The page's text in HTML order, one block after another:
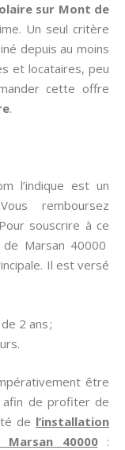
sur Mont de
Un seul critère
depuis au moins
et locataires, peu
cette offre
.
l’indique est un
remboursez
souscrire à ce
Marsan 40000
Il est versé
2 ans ;
être
afin de profiter de
de l’installation
40000: